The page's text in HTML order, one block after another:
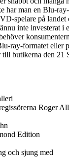
har man en Blu-
spelare på landet
inte investerat i
ray-formatet eller
butikerna den 21
Roger
Edition
och sjung med